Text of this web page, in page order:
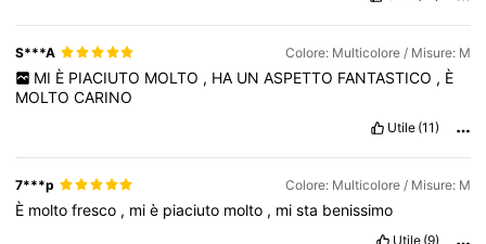
S***A Colore: Multicolore / Misure: M
MI È PIACIUTO MOLTO , HA UN ASPETTO FANTASTICO , È
MOLTOCARINO
Utile (11)
7***p Colore: Multicolore / Misure: M
È moltofresco , miè piaciuto molto , mista benissimo
Utile (9)